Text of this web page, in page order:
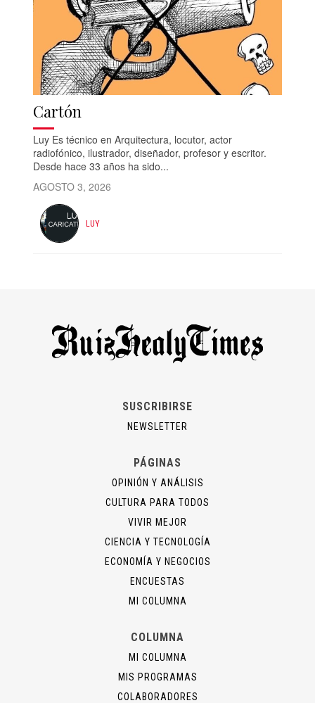
Cartón
Luy Es técnico en Arquitectura, locutor, actor
radiofónico, ilustrador, diseñador, profesor y escritor.
Desde hace 33 años ha sido...
AGOSTO 3, 2026
LUY
SUSCRIBIRSE
NEWSLETTER
PÁGINAS
OPINIÓN Y ANÁLISIS
CULTURA PARA TODOS
VIVIR MEJOR
CIENCIA Y TECNOLOGÍA
ECONOMÍA Y NEGOCIOS
ENCUESTAS
MI COLUMNA
COLUMNA
MI COLUMNA
MIS PROGRAMAS
COLABORADORES